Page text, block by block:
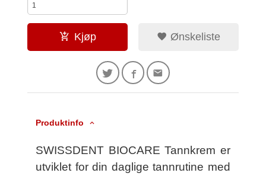
Kjøp Ønskeliste
Produktinfo
SWISSDENT BIOCARE Tannkrem er
utviklet for din daglige tannrutine med